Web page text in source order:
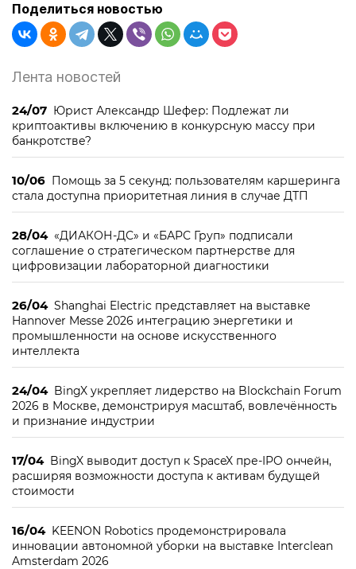
Поделиться новостью
Лента новостей
24/07 Юрист Александр Шефер: Подлежат ли
криптоактивы включению в конкурсную массу при
банкротстве?
10/06 Помощь за 5 секунд: пользователям каршеринга
стала доступна приоритетная линия в случае ДТП
28/04 «ДИАКОН-ДС» и «БАРС Груп» подписали
соглашение о стратегическом партнерстве для
цифровизации лабораторной диагностики
26/04 Shanghai Electric представляет на выставке
Hannover Messe 2026 интеграцию энергетики и
промышленности на основе искусственного
интеллекта
24/04 BingX укрепляет лидерство на Blockchain Forum
2026 в Москве, демонстрируя масштаб, вовлечённость
и признание индустрии
17/04 BingX выводит доступ к SpaceX пре-IPO ончейн,
расширяя возможности доступа к активам будущей
стоимости
16/04 KEENON Robotics продемонстрировала
инновации автономной уборки на выставке Interclean
Amsterdam 2026